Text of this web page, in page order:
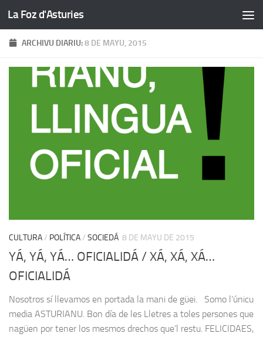
Skip to content
La Foz d'Asturies
ARCHIVU DIARIU:8 DE MAYU, 2015
CULTURA/ POLÍTICA/ SOCIEDÁ 8 DE MAYU DE 2015
YÁ, YÁ, YÁ… OFICIALIDÁ / XÁ, XÁ, XÁ…
OFICIALIDÁ
Nosotros sí llevamos en portada la mani de güei. Somo l’únicu
media ASTURIANU. Bon día de les Lletres a toles persones que
nagüen por tener los mesmos drechos que’l restu. FELICIDAES,